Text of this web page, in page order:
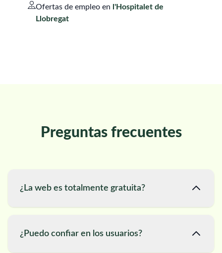
Ofertas de empleo en l'Hospitalet de
Llobregat
Preguntas frecuentes
¿La web es totalmente gratuita?
¿Puedo confiar en los usuarios?